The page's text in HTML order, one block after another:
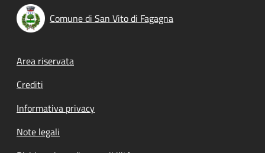
Comune di San Vito di Fagagna
Footer menu
Area riservata
Crediti
Informativa privacy
Note legali